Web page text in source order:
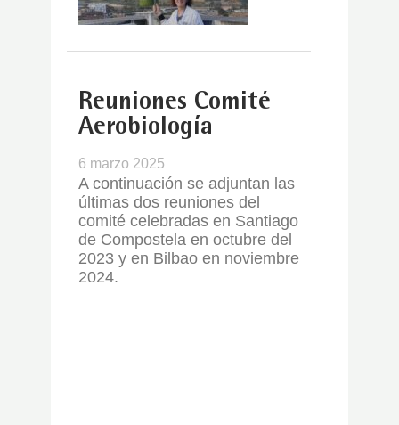
Reuniones Comité
Aerobiología
6 marzo 2025
A continuación se adjuntan las
últimas dos reuniones del
comité celebradas en Santiago
de Compostela en octubre del
2023 y en Bilbao en noviembre
2024.